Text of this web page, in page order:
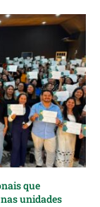
que
unidades